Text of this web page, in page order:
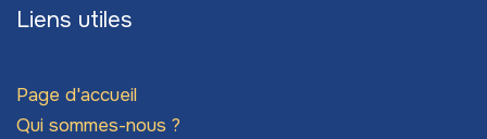
Liens utiles
Page d'accueil
Qui sommes-nous ?